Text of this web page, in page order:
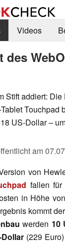
Videos
des
Stift addiert:
Touchpad
US-Dollar –
am
von
fallen
in Höhe
kommt
werden 10
(229 Euro)